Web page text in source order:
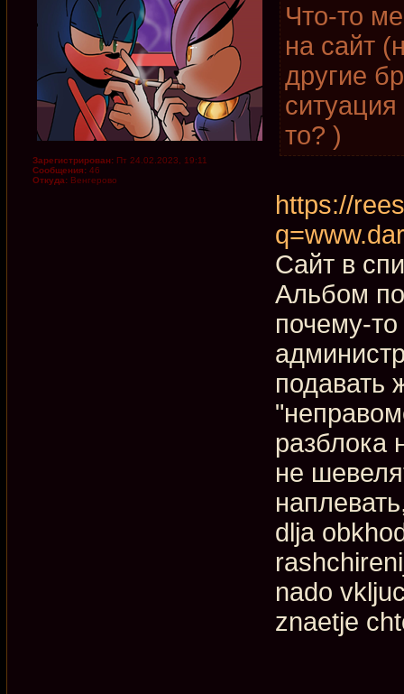
Зарегистрирован: Пт 24.02.2023, 19:11
Сообщения: 46
Откуда: Венгерово
Что-то
на сайт
другие
то? )
https://
Сайт в
Альбом
почему-
подавать
разблока
не
dlja
nado
znaetje